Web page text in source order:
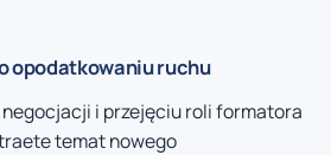
opodatkowaniu ruchu
negocjacji i przejęciu roli formatora
temat nowego